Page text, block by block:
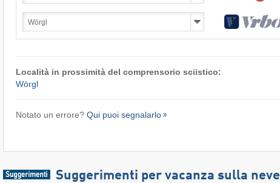
Località in prossimità del comprensorio sciistico:
Wörgl
Notato un errore? Qui puoi segnalarlo
Suggerimenti per vacanza sulla neve